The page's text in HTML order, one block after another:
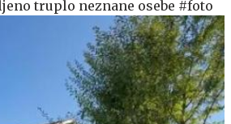
truplo neznane osebe #foto